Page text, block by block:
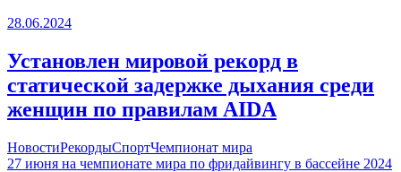
28.06.2024
Установлен мировой рекорд в
статической задержке дыхания среди
женщин по правилам AIDA
НовостиРекордыСпортЧемпионат мира
27 июня на чемпионате мира по фридайвингу в бассейне 2024